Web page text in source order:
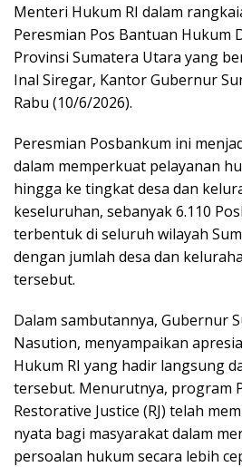
Menteri Hukum RI dalam
Peresmian Pos Bantuan Hukum
Provinsi Sumatera Utara yang
Inal Siregar, Kantor Gubernur
Rabu (10/6/2026).
Peresmian Posbankum ini
dalam memperkuat pelayanan
hingga ke tingkat desa dan
keseluruhan, sebanyak 6.110
terbentuk di seluruh wilayah
dengan jumlah desa dan
tersebut.
Dalam sambutannya, Gubernur
Nasution, menyampaikan
Hukum RI yang hadir langsung
tersebut. Menurutnya, program
Restorative Justice (RJ) telah
nyata bagi masyarakat dalam
persoalan hukum secara lebih